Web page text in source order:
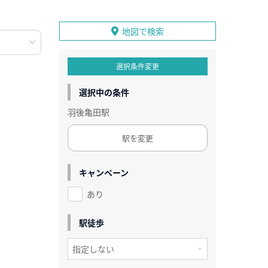
地図で検索
選択条件変更
選択中の条件
羽後亀田駅
駅を変更
キャンペーン
あり
駅徒歩